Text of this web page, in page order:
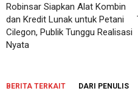
Robinsar Siapkan Alat Kombin
dan Kredit Lunak untuk Petani
Cilegon, Publik Tunggu Realisasi
Nyata
BERITA TERKAIT DARI PENULIS